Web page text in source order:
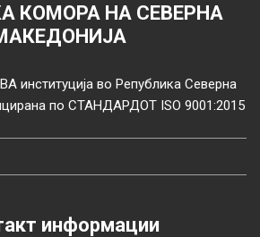
КОМОРА НА СЕВЕРНА
институција во Република Северна
по СТАНДАРДОТ ISO 9001:2015
информации